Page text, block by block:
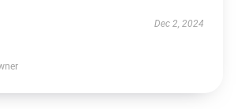
Dec 2, 2024